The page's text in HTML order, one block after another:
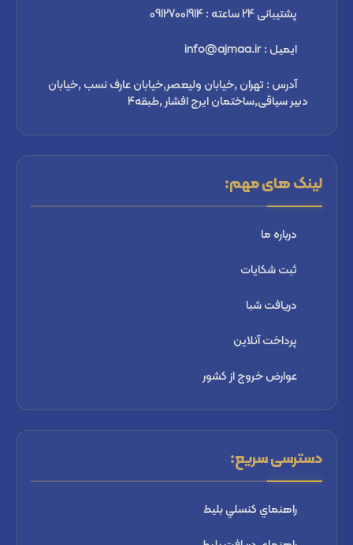
پشتیبانی 24 ساعته : 09127001914
ایمیل : info@ajmaa.ir
آدرس : تهران ,خیابان ولیعصر,خیابان عارف نسب ,خیابان
دبیر سیاقی,ساختمان ایرج افشار ,طبقه4
لینک های مهم:
درباره ما
ثبت شكايات
دریافت شبا
پرداخت آنلاین
عوارض خروج از کشور
دسترسی سریع:
راهنماي كنسلي بليط